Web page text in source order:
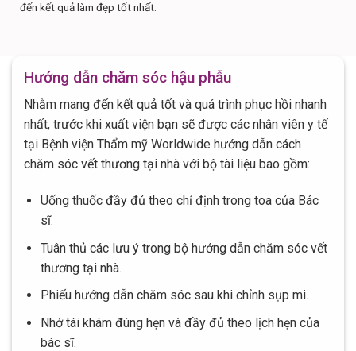
đến kết quả làm đẹp tốt nhất.
Hướng dẫn chăm sóc hậu phẫu
Nhằm mang đến kết quả tốt và quá trình phục hồi nhanh
nhất, trước khi xuất viện bạn sẽ được các nhân viên y tế
tại Bệnh viện Thẩm mỹ Worldwide hướng dẫn cách
chăm sóc vết thương tại nhà với bộ tài liệu bao gồm:
Uống thuốc đầy đủ theo chỉ định trong toa của Bác
sĩ.
Tuân thủ các lưu ý trong bộ hướng dẫn chăm sóc vết
thương tại nhà.
Phiếu hướng dẫn chăm sóc sau khi chỉnh sụp mi.
Nhớ tái khám đúng hẹn và đầy đủ theo lịch hẹn của
bác sĩ.